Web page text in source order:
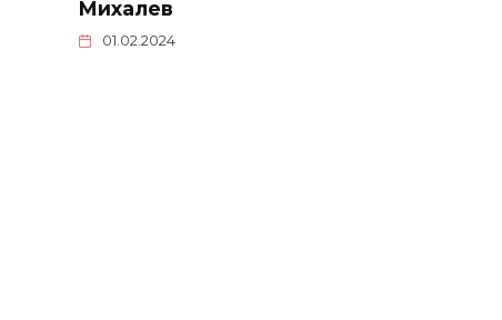
Михалев
01.02.2024